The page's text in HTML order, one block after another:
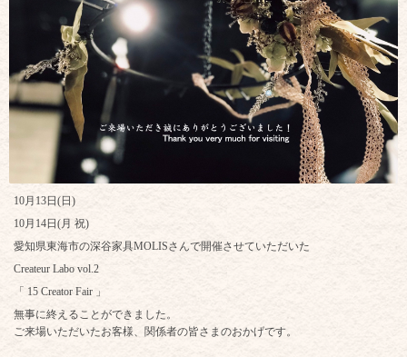
10月13日(日)
10月14日(月 祝)
愛知県東海市の深谷家具MOLISさんで開催させていただいた
Createur Labo vol.2
「 15 Creator Fair 」
無事に終えることができました。
ご来場いただいたお客様、関係者の皆さまのおかげです。